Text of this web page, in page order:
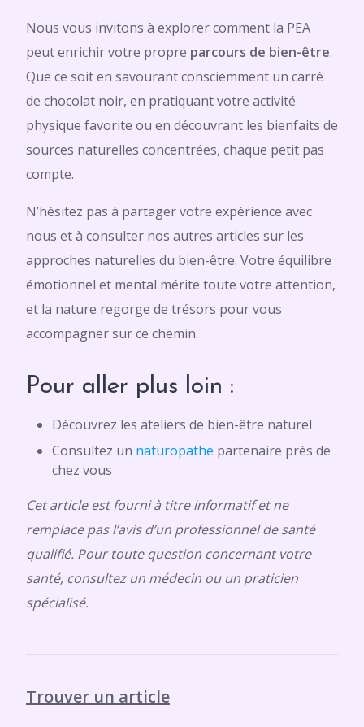
Nous vous invitons à explorer comment la PEA
peut enrichir votre propre parcours de bien-être.
Que ce soit en savourant consciemment un carré
de chocolat noir, en pratiquant votre activité
physique favorite ou en découvrant les bienfaits de
sources naturelles concentrées, chaque petit pas
compte.
N’hésitez pas à partager votre expérience avec
nous et à consulter nos autres articles sur les
approches naturelles du bien-être. Votre équilibre
émotionnel et mental mérite toute votre attention,
et la nature regorge de trésors pour vous
accompagner sur ce chemin.
Pour aller plus loin :
Découvrez les ateliers de bien-être naturel
Consultez un naturopathe partenaire près de
chez vous
Cet article est fourni à titre informatif et ne
remplace pas l’avis d’un professionnel de santé
qualifié. Pour toute question concernant votre
santé, consultez un médecin ou un praticien
spécialisé.
Trouver un article